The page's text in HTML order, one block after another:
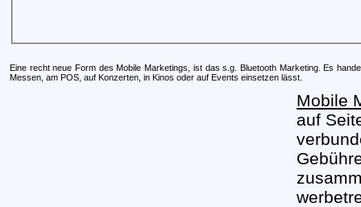
Eine recht neue Form des Mobile Marketings, ist das s.g. Bluetooth Marketing. Es
Messen, am POS, auf Konzerten, in Kinos oder auf Events einsetzen lässt.
Mobile
auf